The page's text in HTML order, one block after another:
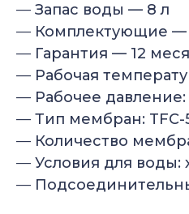
— Запас воды — 8 л
— Комплектующие
— Гарантия — 12
— Рабочая
— Рабочее
— Тип мембран: TFC-
— Количество
— Условия для воды:
—